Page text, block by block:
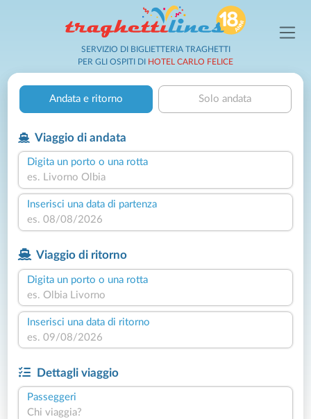
SERVIZIO DI BIGLIETTERIA TRAGHETTI
PER GLI OSPITI DI HOTEL CARLO FELICE
Andata e ritorno Solo andata
Viaggio di andata
Digita un porto o una rotta
Inserisci una data di partenza
Viaggio di ritorno
Digita un porto o una rotta
Inserisci una data di ritorno
Dettagli viaggio
Passeggeri
Chi viaggia?